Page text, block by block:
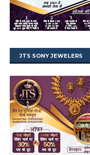
JTS SONY JEWELERS